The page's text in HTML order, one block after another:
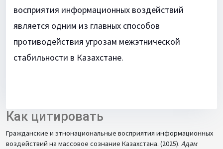
восприятия информационных воздействий
является одним из главных способов
противодействия угрозам межэтнической
стабильности в Казахстане.
Как цитировать
Гражданские и этнонациональные восприятия информационных
воздействий на массовое сознание Казахстана. (2025). Адам